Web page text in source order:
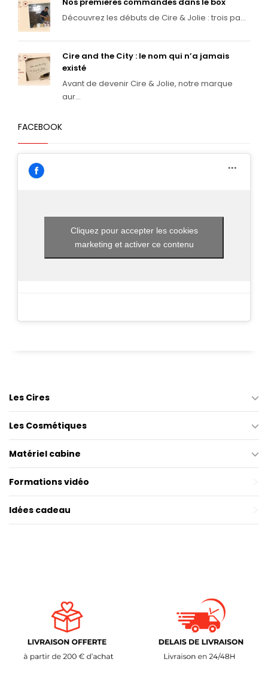
Découvrez les débuts de Cire & Jolie : trois pa...
Cire and the City : le nom qui n’a jamais
existé
Avant de devenir Cire & Jolie, notre marque
aur...
FACEBOOK
Cliquez pour accepter les cookies
marketing et activer ce contenu
Les Cires
Les Cosmétiques
Matériel cabine
Formations vidéo
Idées cadeau